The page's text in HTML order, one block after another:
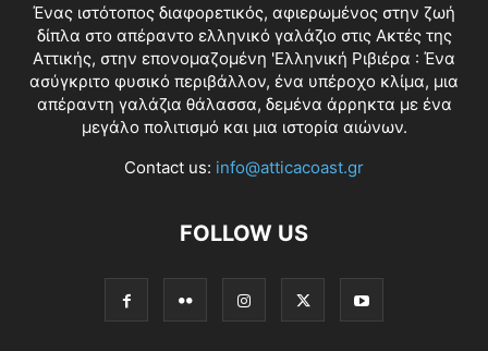
Ένας ιστότοπος διαφορετικός, αφιερωμένος στην ζωή
δίπλα στο απέραντο ελληνικό γαλάζιο στις Ακτές της
Αττικής, στην επονομαζομένη 'Ελληνική Ριβιέρα : Ένα
ασύγκριτο φυσικό περιβάλλον, ένα υπέροχο κλίμα, μια
απέραντη γαλάζια θάλασσα, δεμένα άρρηκτα με ένα
μεγάλο πολιτισμό και μια ιστορία αιώνων.
Contact us: info@atticacoast.gr
FOLLOW US